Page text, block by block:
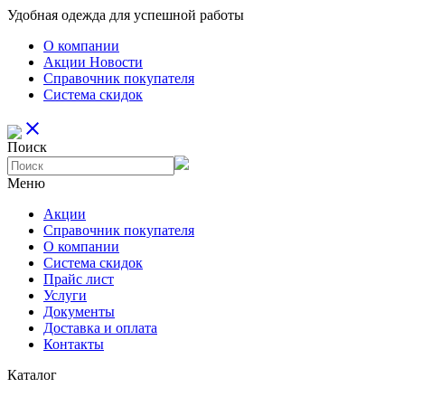
Удобная одежда для успешной работы
О компании
Aкции Новости
Справочник покупателя
Система скидок
close
Поиск
Меню
Aкции
Справочник покупателя
О компании
Система скидок
Прайс лист
Услуги
Документы
Доставка и оплата
Контакты
Каталог